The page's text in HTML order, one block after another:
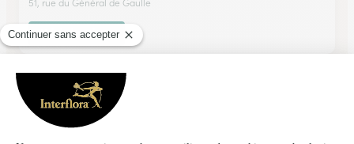
51, rue du Général de Gaulle
Voir la boutique